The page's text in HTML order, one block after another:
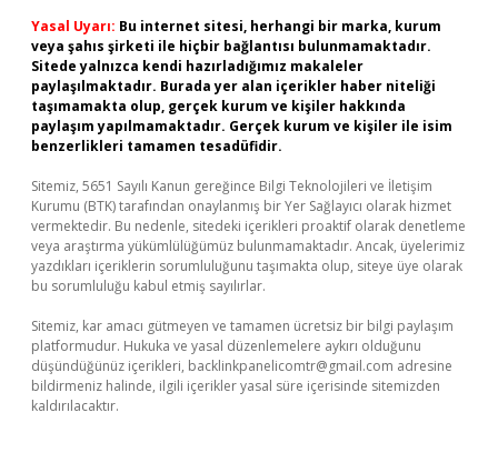
Yasal Uyarı: Bu internet sitesi, herhangi bir marka, kurum
veya şahıs şirketi ile hiçbir bağlantısı bulunmamaktadır.
Sitede yalnızca kendi hazırladığımız makaleler
paylaşılmaktadır. Burada yer alan içerikler haber niteliği
taşımamakta olup, gerçek kurum ve kişiler hakkında
paylaşım yapılmamaktadır. Gerçek kurum ve kişiler ile isim
benzerlikleri tamamen tesadüfidir.
Sitemiz, 5651 Sayılı Kanun gereğince Bilgi Teknolojileri ve İletişim
Kurumu (BTK) tarafından onaylanmış bir Yer Sağlayıcı olarak hizmet
vermektedir. Bu nedenle, sitedeki içerikleri proaktif olarak denetleme
veya araştırma yükümlülüğümüz bulunmamaktadır. Ancak, üyelerimiz
yazdıkları içeriklerin sorumluluğunu taşımakta olup, siteye üye olarak
bu sorumluluğu kabul etmiş sayılırlar.
Sitemiz, kar amacı gütmeyen ve tamamen ücretsiz bir bilgi paylaşım
platformudur. Hukuka ve yasal düzenlemelere aykırı olduğunu
düşündüğünüz içerikleri, backlinkpanelicomtr@gmail.com adresine
bildirmeniz halinde, ilgili içerikler yasal süre içerisinde sitemizden
kaldırılacaktır.